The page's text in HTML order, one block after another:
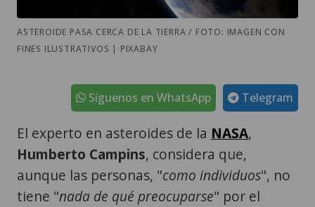
FINES ILUSTRATIVOS | PIXABAY
Síguenos en WhatsApp
El experto en asteroides de la NASA,
Humberto Campins, considera que,
aunque las personas, "como individuos
tiene "nada de qué preocuparse " por el
impacto de unasteroidesobre laTierra , la
civilización humana "sí debe prepararse